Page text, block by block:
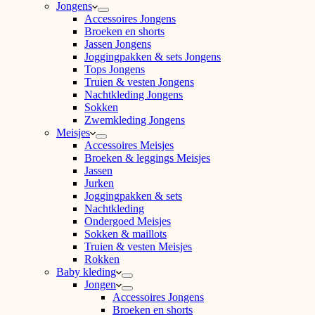
Jongens
Accessoires Jongens
Broeken en shorts
Jassen Jongens
Joggingpakken & sets Jongens
Tops Jongens
Truien & vesten Jongens
Nachtkleding Jongens
Sokken
Zwemkleding Jongens
Meisjes
Accessoires Meisjes
Broeken & leggings Meisjes
Jassen
Jurken
Joggingpakken & sets
Nachtkleding
Ondergoed Meisjes
Sokken & maillots
Truien & vesten Meisjes
Rokken
Baby kleding
Jongen
Accessoires Jongens
Broeken en shorts